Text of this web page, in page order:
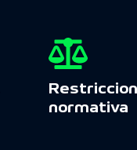
normativa